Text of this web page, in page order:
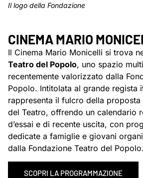
Il logo della Fondazione
CINEMA MARIO
Il Cinema Mario Monicelli si trova
Teatro del Popolo, uno spazio
recentemente valorizzato dalla
Popolo. Intitolata al grande regista
rappresenta il fulcro della
del Teatro, offrendo un calendario
d’essai e di recente uscita, con
dedicate a famiglie e giovani
dalla Fondazione Teatro del Popolo.
SCOPRI LA PROGRAMMAZIONE